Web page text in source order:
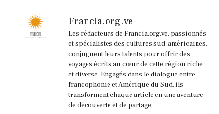
Francia.org.ve
Les rédacteurs de Francia.org.ve, passionnés
et spécialistes des cultures sud-américaines,
conjuguent leurs talents pour offrir des
voyages écrits au cœur de cette région riche
et diverse. Engagés dans le dialogue entre
francophonie et Amérique du Sud, ils
transforment chaque article en une aventure
de découverte et de partage.